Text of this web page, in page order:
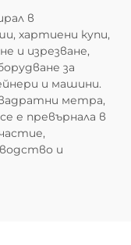
в
хартиени купи,
и изрезване,
за
и машини.
метра,
е превърнала в
и